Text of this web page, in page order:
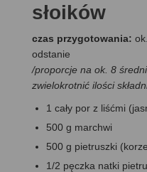
słoików
czas przygotowania:
odstanie
/proporcje na ok. 8
zwielokrotnić ilości
1 cały por z liśćmi
500 g marchwi
500 g pietruszki
1/2 pęczka natki